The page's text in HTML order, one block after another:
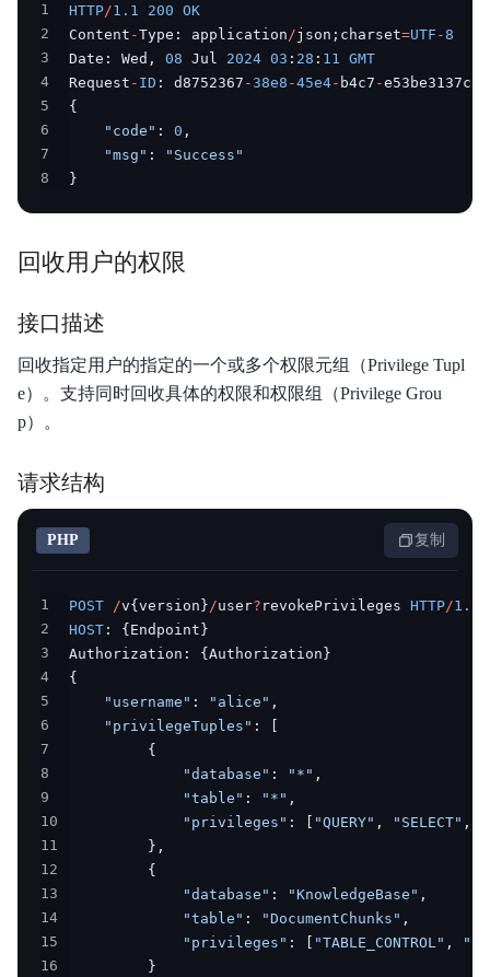
1 HTTP/1.1 200 OK
2
Content -Type : application /json ; charset=UTF -8
3
Date : Wed , 08 Jul 2024 03 : 28 : 11
GMT
4
Request - ID : d8752367 -38e8 -45e4- b4c7 -
5
{
6
"code" : 0 ,
7
"msg" :
"Success"
8
}
回收用户的权限
接口描述
回收指定用户的指定的一个或多个权限元组（Privilege Tupl
e）。支持同时回收具体的权限和权限组（Privilege Grou
p）。
请求结构
PHP 复制
1 POST /v{version} /user? revokePrivileges HTTP/1.1
2
HOST : {Endpoint}
3
Authorization : {Authorization}
4
{
5
"username" : "alice" ,
6
"privilegeTuples" :
[
7
{
8
"database" : "*" ,
9
"table" : "*" ,
10
"privileges" : [ "QUERY" , "SELECT" ,
11
} ,
12
{
13
"database" : "KnowledgeBase" ,
14
"table" : "DocumentChunks" ,
15
"privileges" : [ "TABLE_CONTROL" ,
16
}